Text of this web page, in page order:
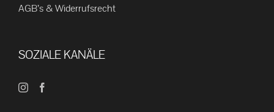
AGB’s & Widerrufsrecht
SOZIALE KANÄLE